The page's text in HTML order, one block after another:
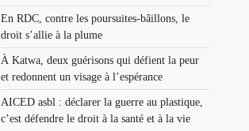
En RDC, contre les poursuites-bâillons, le
droit s’allie à la plume
À Katwa, deux guérisons qui défient la peur
et redonnent un visage à l’espérance
AICED asbl : déclarer la guerre au plastique,
c’est défendre le droit à la santé et à la vie